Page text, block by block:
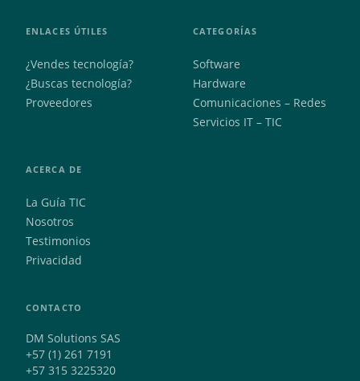
ENLACES ÚTILES
¿Vendes tecnología?
¿Buscas tecnología?
Proveedores
CATEGORÍAS
Software
Hardware
Comunicaciones – Redes
Servicios IT – TIC
ACERCA DE
La Guía TIC
Nosotros
Testimonios
Privacidad
CONTACTO
DM Solutions SAS
+57 (1) 261 7191
+57 315 3225320